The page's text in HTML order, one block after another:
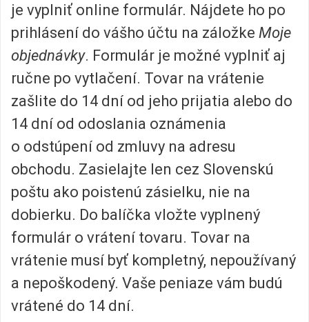
je vyplniť online formulár. Nájdete ho po
prihlásení do vášho účtu na záložke Moje
objednávky. Formulár je možné vyplniť aj
ručne po vytlačení. Tovar na vrátenie
zašlite do 14 dní od jeho prijatia alebo do
14 dní od odoslania oznámenia
o odstúpení od zmluvy na adresu
obchodu. Zasielajte len cez Slovenskú
poštu ako poistenú zásielku, nie na
dobierku. Do balíčka vložte vyplnený
formulár o vrátení tovaru. Tovar na
vrátenie musí byť kompletný, nepoužívaný
a nepoškodený. Vaše peniaze vám budú
vrátené do 14 dní.